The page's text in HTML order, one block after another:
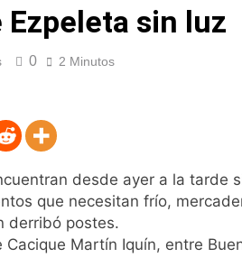
21 Horas Atrás
Día Internacional de la Cerveza:
22 Horas Atrás
Día de San Cayetano: por qué
23 Horas Atrás
23 Horas Atrás
Incidentes frente al Congreso
enfrentamientos
1 Día Atrás
Ezpeleta sin luz
0 2 Minutos
desde ayer a la tarde
que necesitan frío,
derribó postes.
Cacique Martín Iquín, entre